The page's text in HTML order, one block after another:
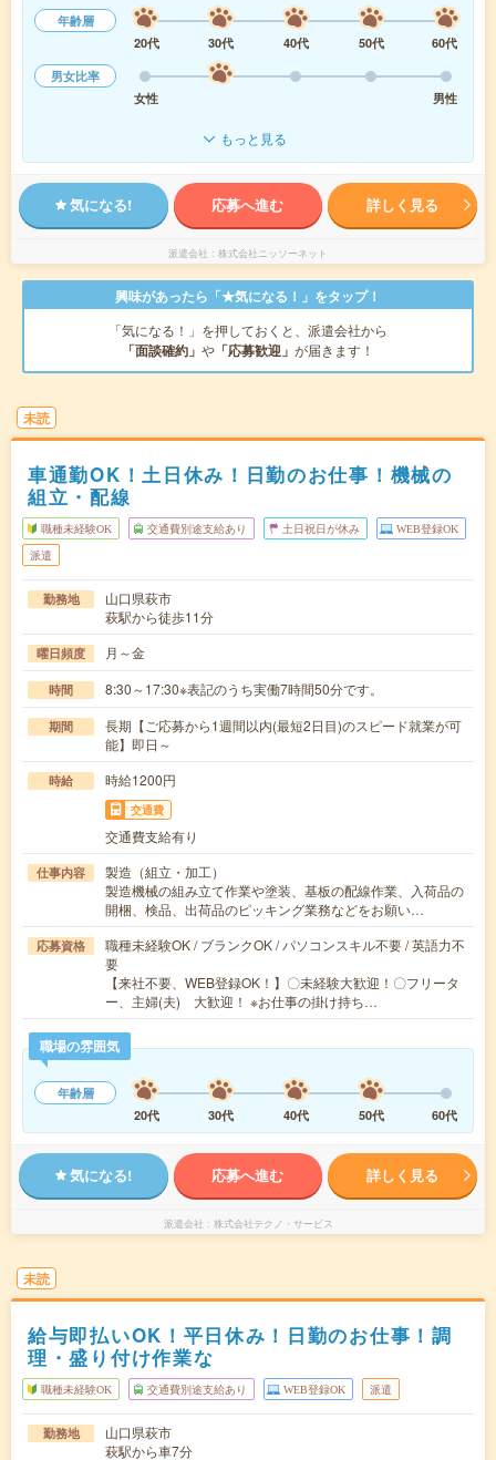
年齢層
20代
30代 40代 50代
60代
男女比率
女性
男性
もっと見る
気になる! 応募へ進む 詳しく見る
派遣会社 株式会社ニッソーネット
興味があったら「★気になる！」をタップ！
「気になる！」を押しておくと、派遣会社から
「面談確約」 や 「応募歓迎」 が届きます！
未読
車通勤OK！土日休み！日勤のお仕事！機械の
組立・配線
職種未経験OK 交通費別途支給あり 土日祝日が休み WEB登録OK
派遣
勤務地
山口県萩市
萩駅から徒歩11分
曜日頻度 月～金
時間 8:30～17:30※表記のうち実働7時間50分です。
期間
長期【ご応募から1週間以内(最短2日目)のスピード就業が可
能】即日～
時給 時給1200円
交通費
交通費支給有り
仕事内容
製造（組立・加工）
製造機械の組み立て作業や塗装、基板の配線作業、入荷品の
開梱、検品、出荷品のピッキング業務などをお願い…
応募資格
職種未経験OK / ブランクOK / パソコンスキル不要 / 英語力不
要
【来社不要、WEB登録OK！】〇未経験大歓迎！〇フリータ
ー、主婦(夫) 大歓迎！ ※お仕事の掛け持ち…
職場の雰囲気
年齢層
20代
30代 40代 50代 60代
気になる! 応募へ進む 詳しく見る
派遣会社 株式会社テクノ・サービス
未読
給与即払いOK！平日休み！日勤のお仕事！調
理・盛り付け作業な
職種未経験OK 交通費別途支給あり WEB登録OK 派遣
勤務地
山口県萩市
萩駅から車7分